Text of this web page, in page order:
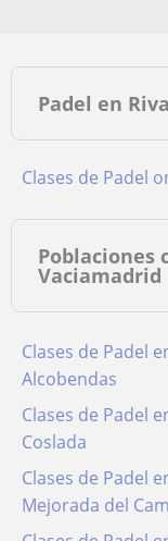
Padel en
Clases de Padel
Poblaciones
Vaciamadrid
Clases de Padel
Alcobendas
Clases de Padel
Coslada
Clases de Padel
Mejorada del